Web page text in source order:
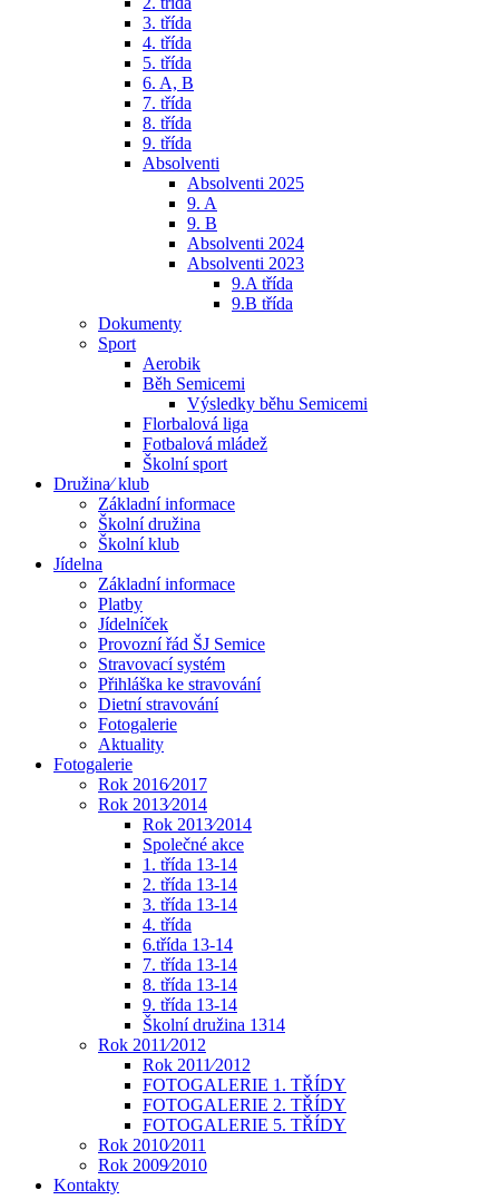
3. třída
4. třída
5. třída
6. A, B
7. třída
8. třída
9. třída
Absolventi
Absolventi 2025
9. A
9. B
Absolventi 2024
Absolventi 2023
9.A třída
9.B třída
Dokumenty
Sport
Aerobik
Běh Semicemi
Výsledky běhu Semicemi
Florbalová liga
Fotbalová mládež
Školní sport
Družina⁄ klub
Základní informace
Školní družina
Školní klub
Jídelna
Základní informace
Platby
Jídelníček
Provozní řád ŠJ Semice
Stravovací systém
Přihláška ke stravování
Dietní stravování
Fotogalerie
Aktuality
Fotogalerie
Rok 2016⁄2017
Rok 2013⁄2014
Rok 2013⁄2014
Společné akce
1. třída 13-14
2. třída 13-14
3. třída 13-14
4. třída
6.třída 13-14
7. třída 13-14
8. třída 13-14
9. třída 13-14
Školní družina 1314
Rok 2011⁄2012
Rok 2011⁄2012
FOTOGALERIE 1. TŘÍDY
FOTOGALERIE 2. TŘÍDY
FOTOGALERIE 5. TŘÍDY
Rok 2010⁄2011
Rok 2009⁄2010
Kontakty